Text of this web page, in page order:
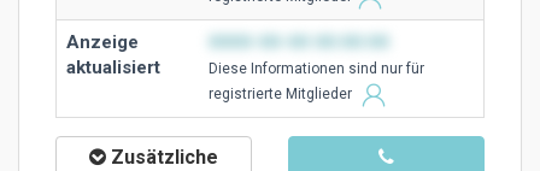
Anzeige
aktualisiert
Diese Ιnformationen sind nur für
registrierte Mitglieder
Zusätzliche